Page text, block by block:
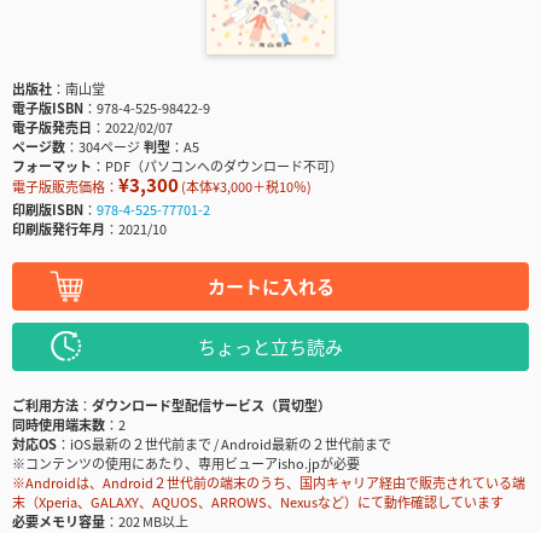
出版社
南山堂
電子版ISBN
978-4-525-98422-9
電子版発売日
2022/02/07
ページ数
304ページ判型
A5
フォーマット
PDF（パソコンへのダウンロード不可）
電子版販売価格： ¥3,300(本体¥3,000＋税10％)
印刷版ISBN
978-4-525-77701-2
印刷版発行年月
2021/10
カートに入れる
ちょっと立ち読み
ご利用方法
ダウンロード型配信サービス（買切型）
同時使用端末数
2
対応OS
iOS最新の２世代前まで / Android最新の２世代前まで
※コンテンツの使用にあたり、専用ビューアisho.jpが必要
※Androidは、Android２世代前の端末のうち、国内キャリア経由で販売されている端
末（Xperia、GALAXY、AQUOS、ARROWS、Nexusなど）にて動作確認しています
必要メモリ容量
202 MB以上